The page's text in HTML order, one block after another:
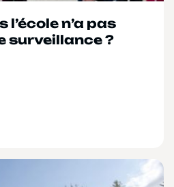
l’école n’a pas
surveillance ?